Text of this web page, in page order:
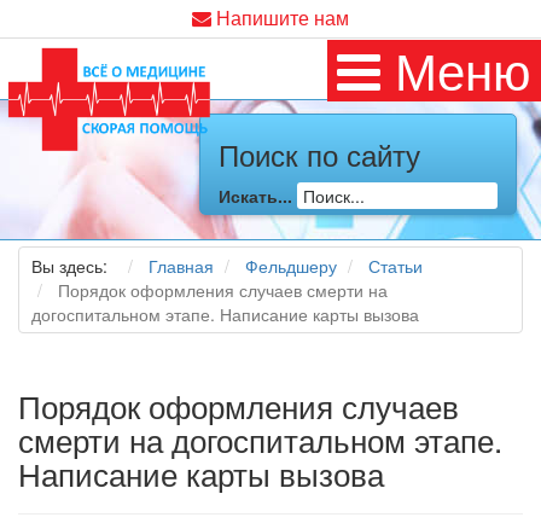
Напишите нам
Меню
Поиск по сайту
Искать...
Вы здесь: Главная Фельдшеру
Статьи
Порядок оформления случаев смерти на
догоспитальном этапе. Написание карты вызова
Порядок оформления случаев
смерти на догоспитальном этапе.
Написание карты вызова